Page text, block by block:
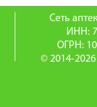
Сеть
ИНН:
ОГРН:
© 2014-